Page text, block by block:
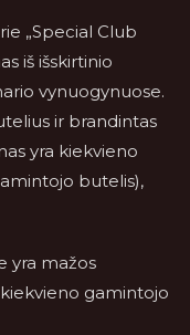
„Special Club
iš išskirtinio
vynuogynuose.
ir brandintas
yra kiekvieno
butelis),
yra mažos
gamintojo